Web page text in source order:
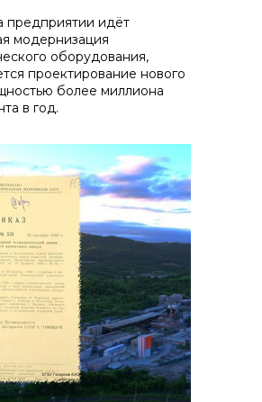
предприятии идёт
модернизация
оборудования,
проектирование нового
более миллиона
в год.